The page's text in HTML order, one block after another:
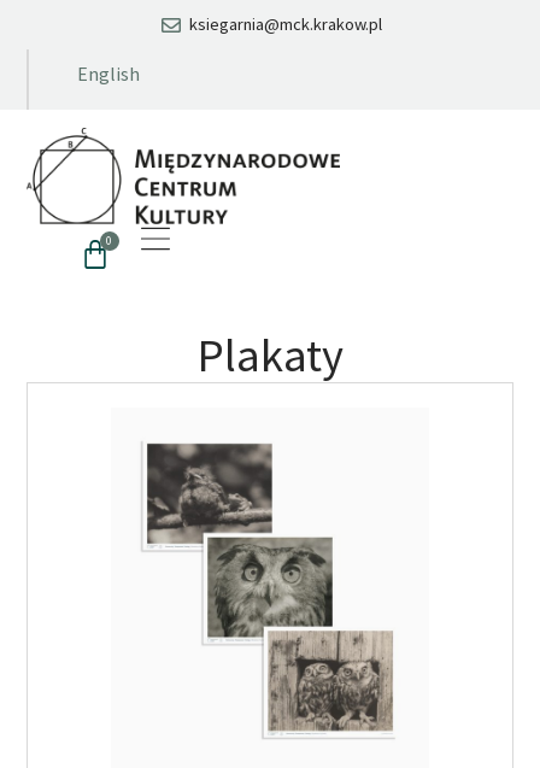
ksiegarnia@mck.krakow.pl
English
0
Plakaty